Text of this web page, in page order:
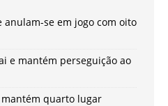
anulam-se em jogo com oito
e mantém perseguição ao
mantém quarto lugar